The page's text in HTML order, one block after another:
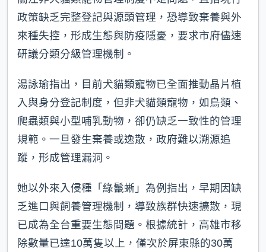
政策缺乏完整登記與源頭管理，恐導致棄養與外
來種失控，形成生態與防疫隱憂，要求市府儘速
研議分類分級管理機制。
湯詠瑜指出，目前犬貓類寵物已全面推動晶片植
入與身分登記制度，但非犬貓類寵物，如鳥類、
爬蟲類與小型哺乳動物，卻仍缺乏一致性的管理
規範。一旦發生棄養或逸散，政府難以溯源追
蹤，形成管理漏洞。
她以外來入侵種「綠鬣蜥」為例指出，早期因缺
乏進口與飼養管理機制，導致族群快速擴散，現
已成為全台重要生態問題。根據統計，高雄市移
除數量已達10萬隻以上，僅次於屏東縣的30萬